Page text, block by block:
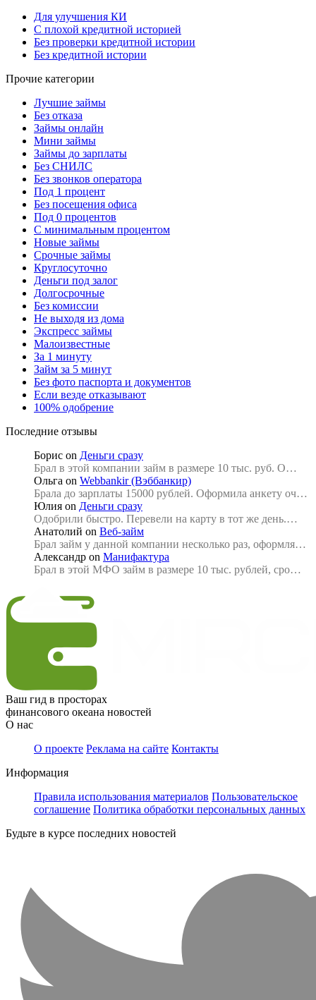
Для улучшения КИ
С плохой кредитной историей
Без проверки кредитной истории
Без кредитной истории
Прочие категории
Лучшие займы
Без отказа
Займы онлайн
Мини займы
Займы до зарплаты
Без СНИЛС
Без звонков оператора
Под 1 процент
Без посещения офиса
Под 0 процентов
С минимальным процентом
Новые займы
Срочные займы
Круглосуточно
Деньги под залог
Долгосрочные
Без комиссии
Не выходя из дома
Экспресс займы
Малоизвестные
За 1 минуту
Займ за 5 минут
Без фото паспорта и документов
Если везде отказывают
100% одобрение
Последние отзывы
Борис on Деньги сразу
Брал в этой компании займ в размере 10 тыс. руб. О…
Ольга on Webbankir (Вэббанкир)
Брала до зарплаты 15000 рублей. Оформила анкету оч…
Юлия on Деньги сразу
Одобрили быстро. Перевели на карту в тот же день.…
Анатолий on Веб-займ
Брал займ у данной компании несколько раз, оформля…
Александр on Манифактура
Брал в этой МФО займ в размере 10 тыс. рублей, сро…
Ваш гид в просторах
финансового океана новостей
О нас
О проекте Реклама на сайте Контакты
Информация
Правила использования материалов Пользовательское
соглашение Политика обработки персональных данных
Будьте в курсе последних новостей